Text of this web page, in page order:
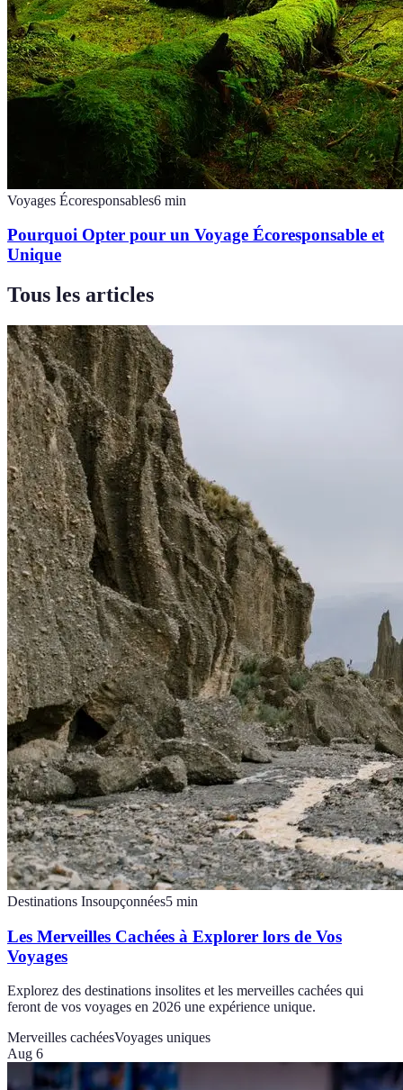
Voyages Écoresponsables6 min
Pourquoi Opter pour un Voyage Écoresponsable et
Unique
Tous les articles
Destinations Insoupçonnées5 min
Les Merveilles Cachées à Explorer lors de Vos
Voyages
Explorez des destinations insolites et les merveilles cachées qui
feront de vos voyages en 2026 une expérience unique.
Merveilles cachéesVoyages uniques
Aug 6